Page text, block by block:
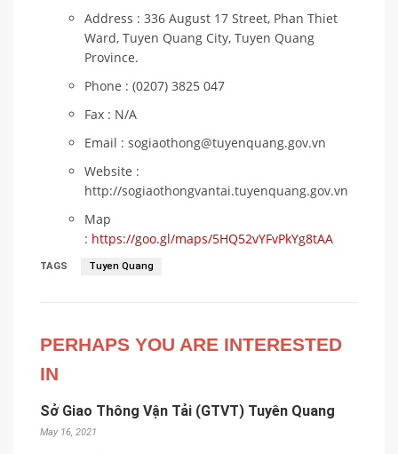
Address : 336 August 17 Street, Phan Thiet
Ward, Tuyen Quang City, Tuyen Quang
Province.
Phone : (0207) 3825 047
Fax : N/A
Email : sogiaothong@tuyenquang.gov.vn
Website :
http://sogiaothongvantai.tuyenquang.gov.vn
Map
: https://goo.gl/maps/5HQ52vYFvPkYg8tAA
TAGS Tuyen Quang
PERHAPS YOU ARE INTERESTED
IN
Sở Giao Thông Vận Tải (GTVT) Tuyên Quang
May 16, 2021